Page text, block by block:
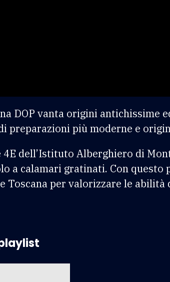
DOP vanta origini antichissime
preparazioni più moderne e
4E dell’Istituto Alberghiero di
a calamari gratinati. Con
Toscana per valorizzare le